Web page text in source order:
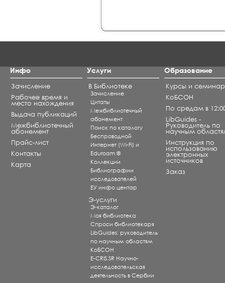
Инфо
Зачисление
Рабочее время и
место нахождения
Выдача публикаций
Межбиблиотечный
абонемент
Прайс-лист
Контакты
Карта
Услуги
В Библиотеке
Зачисление
Цитаты
Межбиблиотечный
абонемент
Поиск по каталогу
Беспроводной
Интернет (Wi-Fi) и
Eduroam ®
Коллекции
Библиографии
исследователей
ЕУ инфо центар
Э-услуги
Э-каталог
Моя библиотека
Спроси библиотекаря
LibGuides: руководитель
по научным областям
КоБСОН
E-CRIS.SR Научно-
исследовательская
деятельность в Сербии
Образование
Курсы и
КоБСОН
По средам в
LibGuides -
Руководитель по
научным
Инструкция по
использованию
электронных
источников
Заказ